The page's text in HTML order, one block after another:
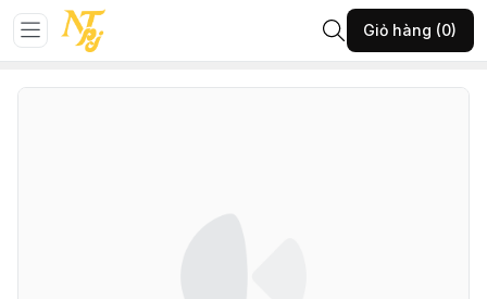
Giỏ hàng (0)
Trang chủ
103-VĐH-VĐ Siqinnel phối trai KĐ-(A350.20626)